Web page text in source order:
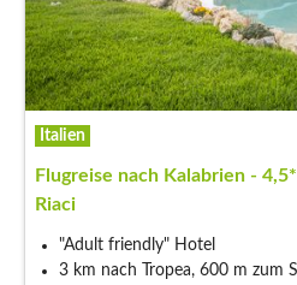
Italien
Flugreise nach Kalabrien -
Riaci
"Adult friendly" Hotel
3 km nach Tropea, 600 m zum